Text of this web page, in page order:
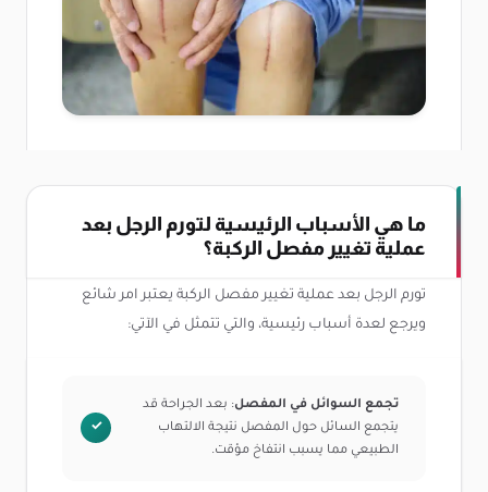
ما هي الأسباب الرئيسية لتورم الرجل بعد
عملية تغيير مفصل الركبة؟
تورم الرجل بعد عملية تغيير مفصل الركبة يعتبر امر شائع
ويرجع لعدة أسباب رئيسية، والتي تتمثل في الآتي:
تجمع السوائل في المفصل: بعد الجراحة قد
يتجمع السائل حول المفصل نتيجة الالتهاب
الطبيعي مما يسبب انتفاخ مؤقت.